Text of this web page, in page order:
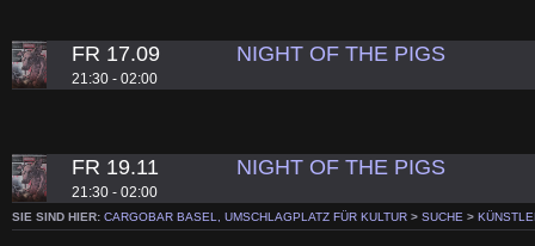
FR 17.09
21:30 - 02:00
NIGHT OF THE PIGS
FR 19.11
21:30 - 02:00
NIGHT OF THE PIGS
SIE SIND HIER: CARGOBAR BASEL, UMSCHLAGPLATZ FÜR KULTUR > SUCHE >